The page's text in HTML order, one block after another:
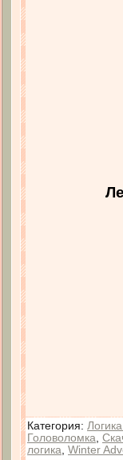
Категория:
Головоломка
логика Winter